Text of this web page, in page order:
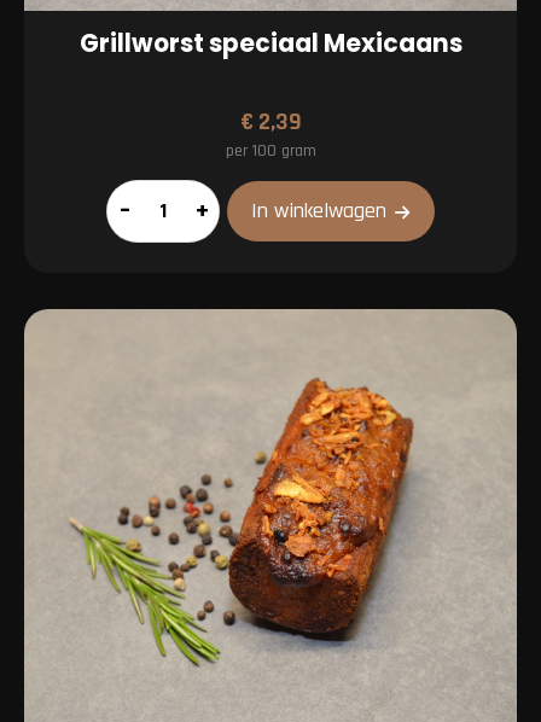
Grillworst speciaal Mexicaans
€ 2,39
per 100 gram
Grillworst
speciaal
aantal
– + In winkelwagen